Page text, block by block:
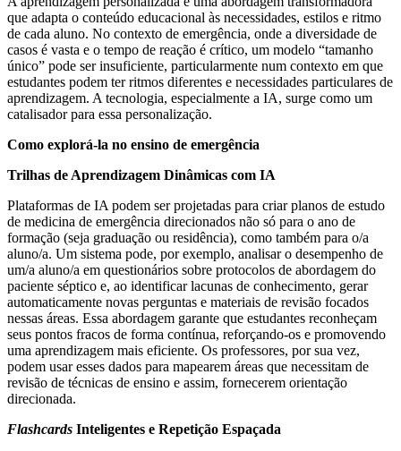
que adapta o conteúdo educacional às necessidades, estilos e ritmo
de cada aluno. No contexto de emergência, onde a diversidade de
casos é vasta e o tempo de reação é crítico, um modelo “tamanho
único” pode ser insuficiente, particularmente num contexto em que
estudantes podem ter ritmos diferentes e necessidades particulares de
aprendizagem. A tecnologia, especialmente a IA, surge como um
catalisador para essa personalização.
Como explorá-la no ensino de emergência
Trilhas de Aprendizagem Dinâmicas com IA
Plataformas de IA podem ser projetadas para criar planos de estudo
de medicina de emergência direcionados não só para o ano de
formação (seja graduação ou residência), como também para o/a
aluno/a. Um sistema pode, por exemplo, analisar o desempenho de
um/a aluno/a em questionários sobre protocolos de abordagem do
paciente séptico e, ao identificar lacunas de conhecimento, gerar
automaticamente novas perguntas e materiais de revisão focados
nessas áreas. Essa abordagem garante que estudantes reconheçam
seus pontos fracos de forma contínua, reforçando-os e promovendo
uma aprendizagem mais eficiente. Os professores, por sua vez,
podem usar esses dados para mapearem áreas que necessitam de
revisão de técnicas de ensino e assim, fornecerem orientação
direcionada.
Flashcards Inteligentes e Repetição Espaçada